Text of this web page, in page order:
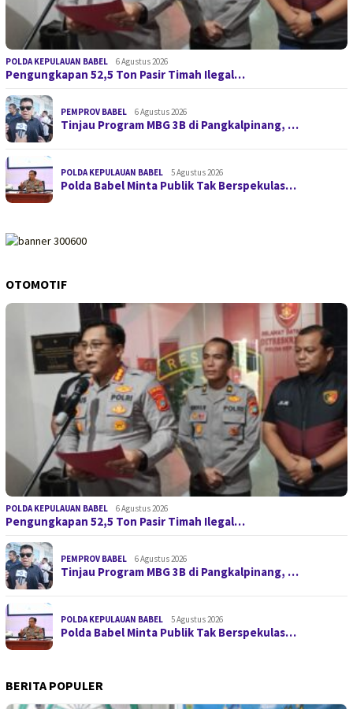
POLDA KEPULAUAN BABEL 6 Agustus 2026
Pengungkapan 52,5 Ton Pasir Timah Ilegal…
PEMPROV BABEL 6 Agustus 2026
Tinjau Program MBG 3B di Pangkalpinang, …
POLDA KEPULAUAN BABEL 5 Agustus 2026
Polda Babel Minta Publik Tak Berspekulas…
OTOMOTIF
POLDA KEPULAUAN BABEL 6 Agustus 2026
Pengungkapan 52,5 Ton Pasir Timah Ilegal…
PEMPROV BABEL 6 Agustus 2026
Tinjau Program MBG 3B di Pangkalpinang, …
POLDA KEPULAUAN BABEL 5 Agustus 2026
Polda Babel Minta Publik Tak Berspekulas…
BERITA POPULER